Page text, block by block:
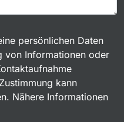
persönlichen Daten
von Informationen oder
kann
Nähere Informationen